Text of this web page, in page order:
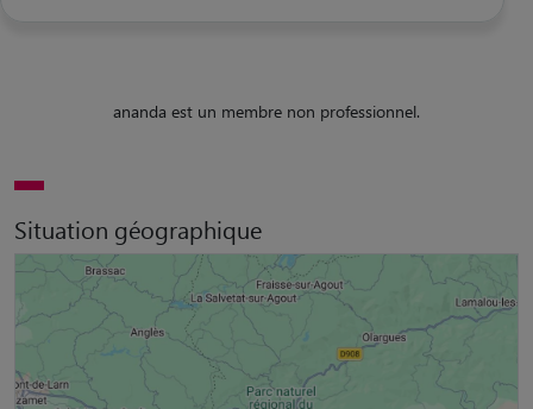
ananda est un membre non professionnel.
Situation géographique